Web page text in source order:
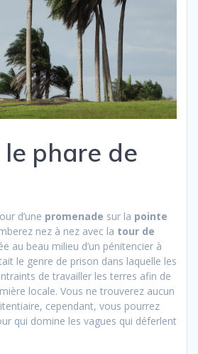
phare de
d’une promenade sur la pointe
nez à nez avec la tour de
au beau milieu d’un pénitencier à
le genre de prison dans laquelle les
de travailler les terres afin de
locale. Vous ne trouverez aucun
cependant, vous pourrez
qui domine les vagues qui déferlent